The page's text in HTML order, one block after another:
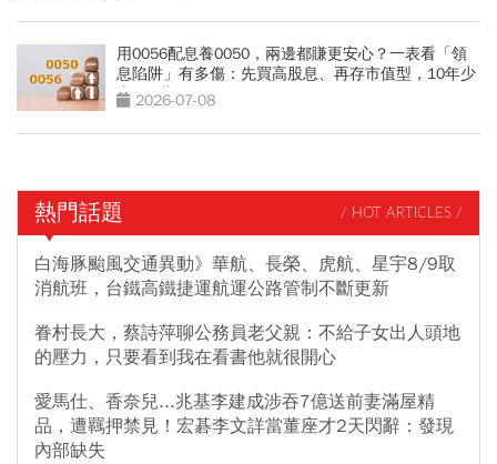
用0056配息養0050，兩邊都賺更安心？一表看「領
息陷阱」有多傷：先買高股息、再存市值型，10年少
賺330萬
2026-07-08
熱門話題 / HOT ARTICLES /
白海豚颱風交通異動》華航、長榮、虎航、星宇8/9取
消航班，台鐵高鐵捷運航運公路管制不斷更新
眷村長大，蔡詩萍聊公務員老父親：不給子女出人頭地
的壓力，只要看到我在看書他就很開心
愛馬仕、香奈兒...兆基李建成涉吞7億送前妻滿屋精
品，遭羈押禁見！宏碁李文詳當董座才2天閃辭：發現
內部缺失